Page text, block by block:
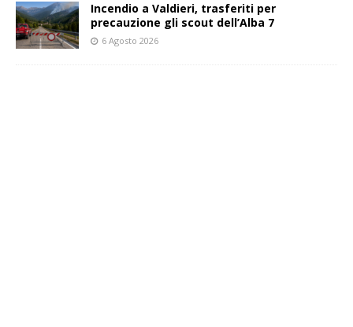
Incendio a Valdieri, trasferiti per
precauzione gli scout dell’Alba 7
6 Agosto 2026